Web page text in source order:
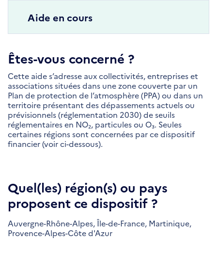
Aide en cours
Êtes-vous concerné ?
Cette aide s’adresse aux collectivités, entreprises et
associations situées dans une zone couverte par un
Plan de protection de l’atmosphère (PPA) ou dans un
territoire présentant des dépassements actuels ou
prévisionnels (réglementation 2030) de seuils
réglementaires en NO₂, particules ou O₃. Seules
certaines régions sont concernées par ce dispositif
financier (voir ci-dessous).
Quel(les) région(s) ou pays
proposent ce dispositif ?
Auvergne-Rhône-Alpes,Île-de-France, Martinique,
Provence-Alpes-Côte d'Azur